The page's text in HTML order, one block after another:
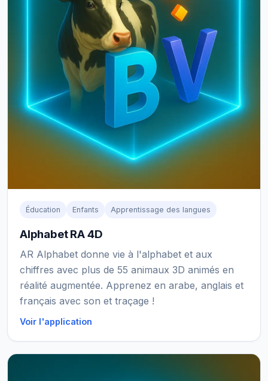
Éducation Enfants Apprentissage des langues
Alphabet RA 4D
AR Alphabet donne vie à l'alphabet et aux
chiffres avec plus de 55 animaux 3D animés en
réalité augmentée. Apprenez en arabe, anglais et
français avec son et traçage !
Voir l'application